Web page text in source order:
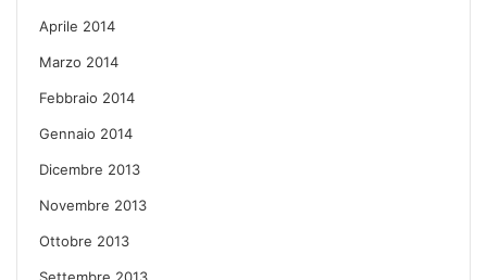
Aprile 2014
Marzo 2014
Febbraio 2014
Gennaio 2014
Dicembre 2013
Novembre 2013
Ottobre 2013